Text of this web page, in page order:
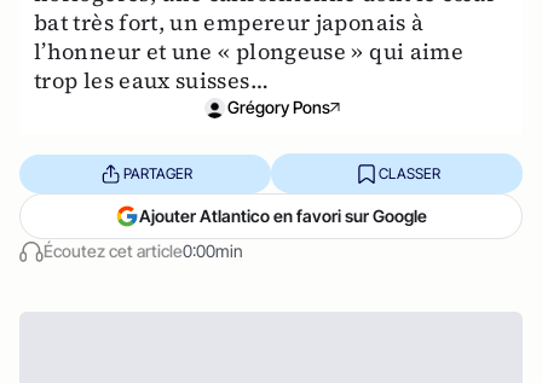
bat très fort, un empereur japonais à
l’honneur et une « plongeuse » qui aime
trop les eaux suisses…
Grégory Pons
Écoutez cet article0:00min
PARTAGER CLASSER
Ajouter Atlantico en favori sur Google